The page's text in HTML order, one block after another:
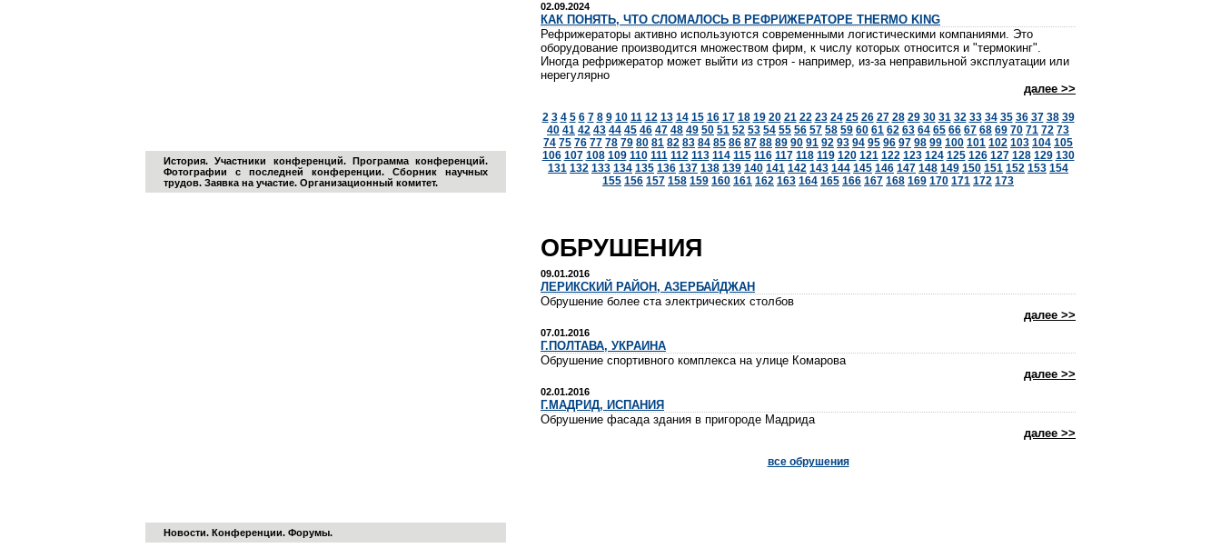
История.Участники конференций. Программа конференций.
Фотографии с последней конференции. Сборник научных
трудов. Заявка на участие. Организационный комитет.
Новости. Конференции. Форумы.
02.09.2024
КАК ПОНЯТЬ, ЧТО СЛОМАЛОСЬ В РЕФРИЖЕРАТОРЕ THERMO KING
Рефрижераторы активно используются современными логистическими компаниями. Это
оборудование производится множеством фирм, к числу которых относится и "термокинг".
Иногда рефрижератор может выйти из строя - например, из-за неправильной эксплуатации или
нерегулярно
далее >>
2 3 4 5 6 7 8 9 10 11 12 13 14 15 16 17 18 19 20 21 22 23 24 25 26 27 28 29 30 31 32 33 34 35 36 37 38 39
40 41 42 43 44 45 46 47 48 49 50 51 52 53 54 55 56 57 58 59 60 61 62 63 64 65 66 67 68 69 70 71 72 73
74 75 76 77 78 79 80 81 82 83 84 85 86 87 88 89 90 91 92 93 94 95 96 97 98 99 100 101 102 103 104 105
106 107 108 109 110 111 112 113 114 115 116 117 118 119 120 121 122 123 124 125 126 127 128 129 130
131 132 133 134 135 136 137 138 139 140 141 142 143 144 145 146 147 148 149 150 151 152 153 154
155 156 157 158 159 160 161 162 163 164 165 166 167 168 169 170 171 172 173
ОБРУШЕНИЯ
09.01.2016
ЛЕРИКСКИЙ РАЙОН, АЗЕРБАЙДЖАН
Обрушение более ста электрических столбов
далее >>
07.01.2016
Г.ПОЛТАВА, УКРАИНА
Обрушение спортивного комплекса на улице Комарова
далее >>
02.01.2016
Г.МАДРИД, ИСПАНИЯ
Обрушение фасада здания в пригороде Мадрида
далее >>
все обрушения